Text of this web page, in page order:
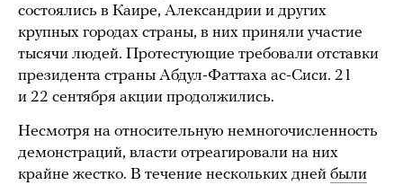
состоялись в Каире, Александрии и других
крупных городах страны, в них приняли участие
тысячи людей. Протестующие требовали отставки
президента страны Абдул-Фаттаха ас-Сиси. 21
и 22 сентября акции продолжились.
Несмотря на относительную немногочисленность
демонстраций, власти отреагировали на них
крайне жестко. В течение нескольких дней были